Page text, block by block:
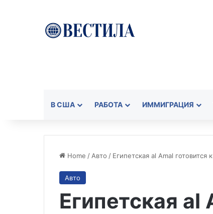
В США РАБОТА ИММИГРАЦИЯ
Home / Авто / Египетская al Amal готовится
Авто
Египетская al